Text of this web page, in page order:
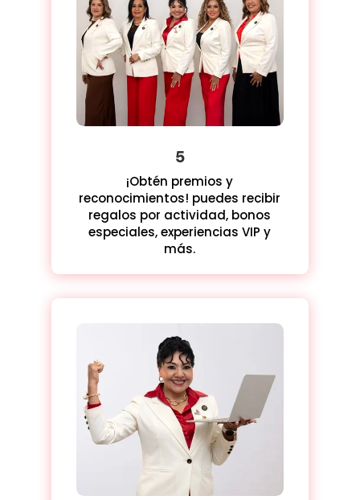
5
¡Obtén premios y
reconocimientos! puedes recibir
regalos por actividad, bonos
especiales, experiencias VIP y
más.